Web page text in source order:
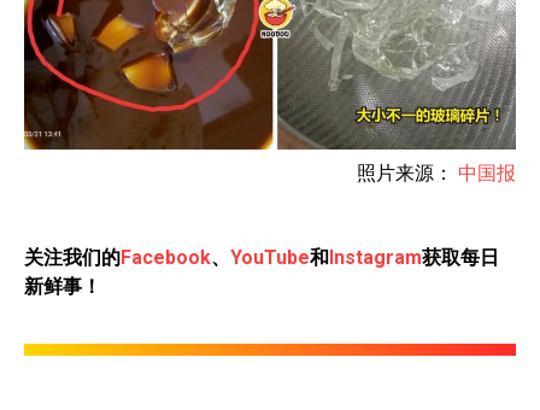
照片来源： 中国报
关注我们的Facebook、 YouTube和Instagram获取每日
新鲜事！